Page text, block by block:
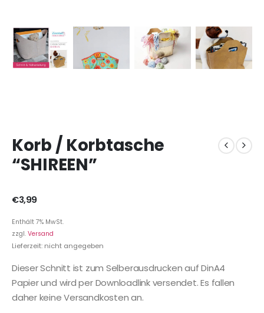
Korb / Korbtasche
“SHIREEN”
€3,99
Enthält 7% MwSt.
zzgl. Versand
Lieferzeit: nicht angegeben
Dieser Schnitt ist zum Selberausdrucken auf DinA4
Papier und wird per Downloadlink versendet. Es fallen
daher keine Versandkosten an.